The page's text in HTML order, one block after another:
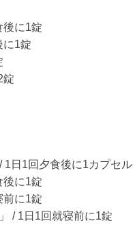
後に1錠
に1錠
錠
1日1回夕食後に1カプセル
後に1錠
前に1錠
/ 1日1回就寝前に1錠